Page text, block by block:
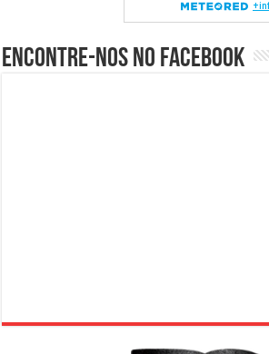
Encontre-nos no Facebook